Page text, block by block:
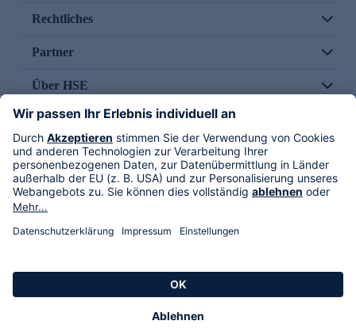
Rechtliches
Partner
Über HSE
Im TV
HSE International